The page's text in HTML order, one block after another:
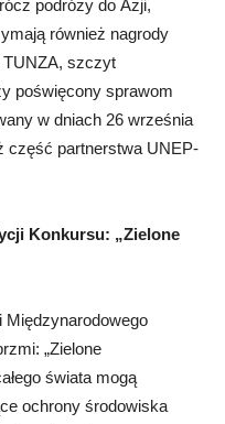
podróży do Azji,
również nagrody
TUNZA, szczyt
poświęcony sprawom
w dniach 26 września
część partnerstwa UNEP-
Konkursu: „Zielone
Międzynarodowego
„Zielone
świata mogą
ochrony środowiska